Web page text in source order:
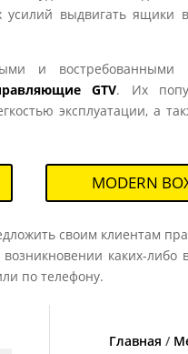
усилий выдвигать ящики
и
GTV. Их
эксплуатации, а
MODERN
своим клиентам
каких-
по телефону.
Главная /